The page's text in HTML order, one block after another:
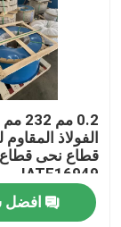
شرائط الفولاذ
شريط الفولاذ
لفائف الفولاذ
الفولاذ المقاوم
قطاع نحى
IATF16949
افضل